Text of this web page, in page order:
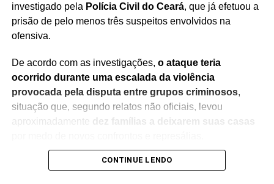
investigado pela Polícia Civil do Ceará, que já efetuou a
prisão de pelo menos três suspeitos envolvidos na
ofensiva.
De acordo com as investigações, o ataque teria
ocorrido durante uma escalada da violência
provocada pela disputa entre grupos criminosos,
situação que, segundo relatos não oficiais, levou
aproximadamente
dez famílias a deixarem suas casas
A ocorrência ganhou ampla repercussão após a
CONTINUE LENDO